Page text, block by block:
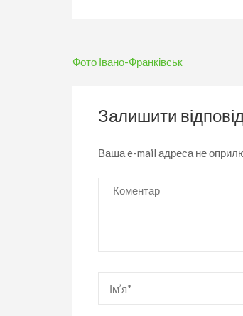
Навігація
Фото Івано-Франківськ
Залишити
Ваша e-mail адреса не
Коментар